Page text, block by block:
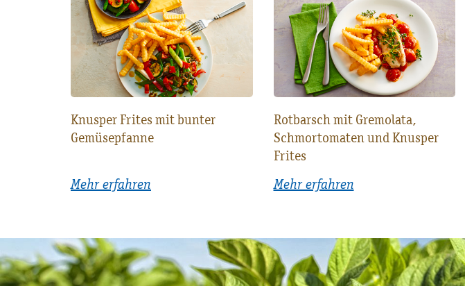
Knusper Frites mit bunter
Gemüsepfanne
Mehr erfahren
Rotbarsch mit Gremolata,
Schmortomaten und Knusper
Frites
Mehr erfahren